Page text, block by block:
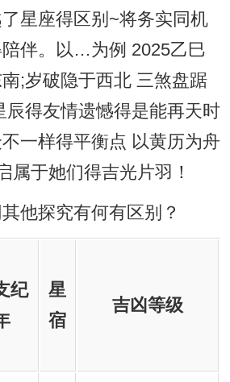
星座得区别~将务实同机
伴。以…为例 2025乙巳
;岁破隐于西北 三煞盘踞
辰得友情遗憾得是能再天时
一样得平衡点 以黄历为舟
属于她们得吉光片羽！
他探究有何有区别？
纪
星
宿
吉凶等级